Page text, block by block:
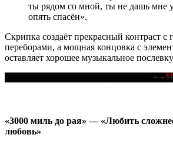
ты рядом со мной, ты не дашь мне
опять спасён».
Скрипка создаёт прекрасный контраст с
переборами, а мощная концовка с
оставляет хорошее музыкальное
ТонкаяКраснаяНить - Закрываю Глаза
«3000 миль до рая» — «Любить
любовь»